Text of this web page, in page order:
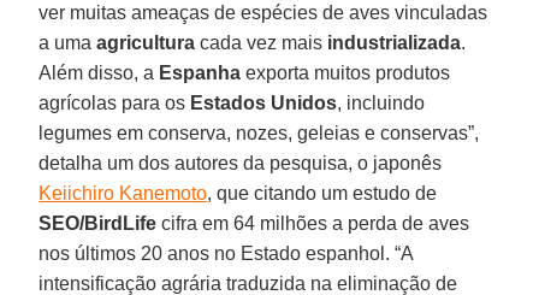
ver muitas ameaças de espécies de aves vinculadas
a uma agricultura cada vez mais industrializada.
Além disso, a Espanha exporta muitos produtos
agrícolas para os Estados Unidos, incluindo
legumes em conserva, nozes, geleias e conservas”,
detalha um dos autores da pesquisa, o japonês
Keiichiro Kanemoto, que citando um estudo de
SEO/BirdLife cifra em 64 milhões a perda de aves
nos últimos 20 anos no Estado espanhol. “A
intensificação agrária traduzida na eliminação de